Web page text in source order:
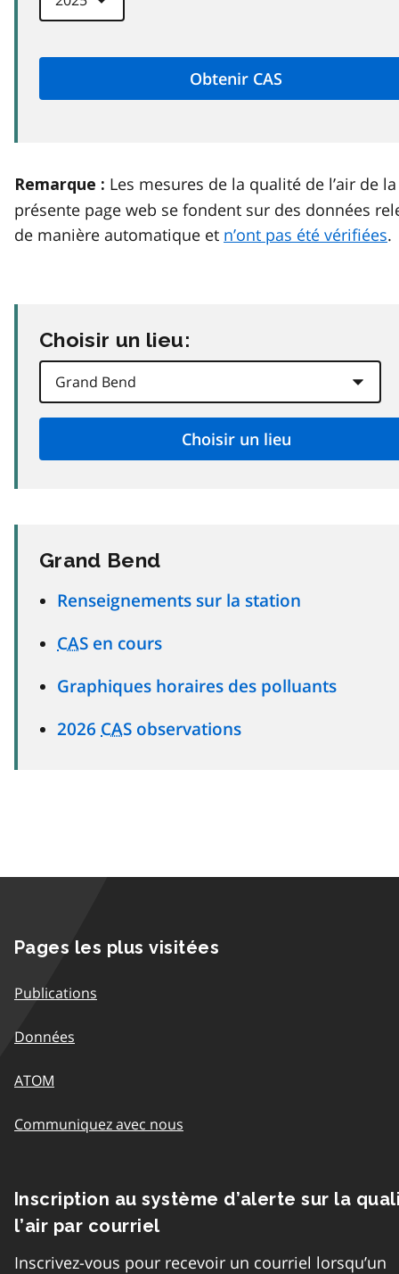
Remarque : Les mesures de la qualité de l’air de la
présente page web se fondent sur des données
de manière automatique et n’ont pas été vérifiées.
Choisir un lieu:
Grand Bend
Renseignements sur la station
CAS en cours
Graphiques horaires des polluants
2026 CAS observations
Pages les plus visitées
Publications
Données
ATOM
Communiquez avec nous
Inscription au système d’alerte sur la
l’air par courriel
Inscrivez-vous pour recevoir un courriel lorsqu’un